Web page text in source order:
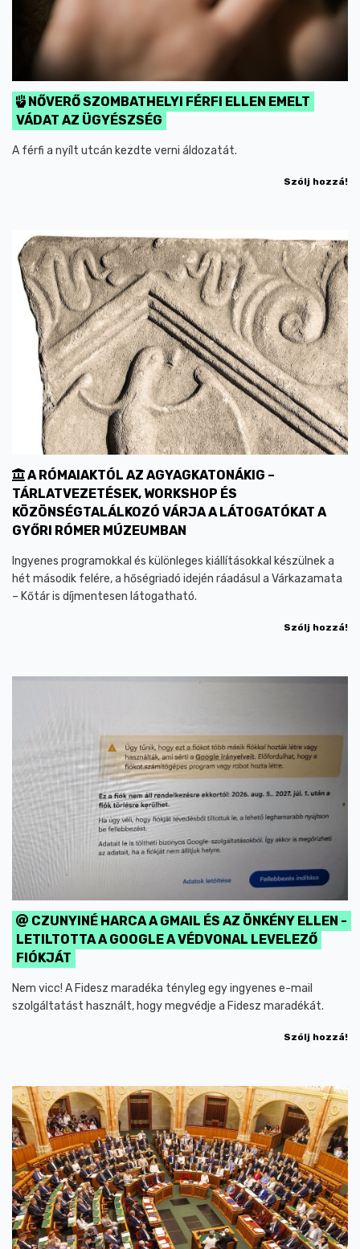
NŐVERŐ SZOMBATHELYI FÉRFI ELLEN EMELT
VÁDAT AZ ÜGYÉSZSÉG
A férfi a nyílt utcán kezdte verni áldozatát.
Szólj hozzá!
A RÓMAIAKTÓL AZ AGYAGKATONÁKIG –
TÁRLATVEZETÉSEK, WORKSHOP ÉS
KÖZÖNSÉGTALÁLKOZÓ VÁRJA A LÁTOGATÓKAT A
GYŐRI RÓMER MÚZEUMBAN
Ingyenes programokkal és különleges kiállításokkal készülnek a
hét második felére, a hőségriadó idején ráadásul a Várkazamata
– Kőtár is díjmentesen látogatható.
Szólj hozzá!
CZUNYINÉ HARCA A GMAIL ÉS AZ ÖNKÉNY ELLEN -
LETILTOTTA A GOOGLE A VÉDVONAL LEVELEZŐ
FIÓKJÁT
Nem vicc! A Fidesz maradéka tényleg egy ingyenes e-mail
szolgáltatást használt, hogy megvédje a Fidesz maradékát.
Szólj hozzá!